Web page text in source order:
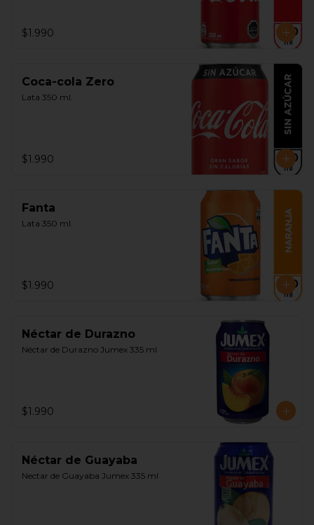
$1.990
Coca-cola Zero
Lata 350 ml.
$1.990
Fanta
Lata 350 ml.
$1.990
Néctar de Durazno
Néctar de Durazno Jumex 335 ml
$1.990
Néctar de Guayaba
Nectar de Guayaba Jumex 335 ml